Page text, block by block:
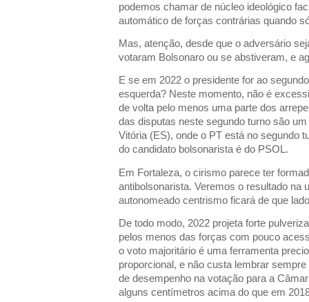
podemos chamar de núcleo ideológico
automático de forças contrárias quando
Mas, atenção, desde que o adversário
votaram Bolsonaro ou se abstiveram, e
E se em 2022 o presidente for ao
esquerda? Neste momento, não é
de volta pelo menos uma parte dos
das disputas neste segundo turno são
Vitória (ES), onde o PT está no segundo
do candidato bolsonarista é do PSOL.
Em Fortaleza, o cirismo parece ter
antibolsonarista. Veremos o resultado na
autonomeado centrismo ficará de que
De todo modo, 2022 projeta forte
pelos menos das forças com pouco
o voto majoritário é uma ferramenta
proporcional, e não custa lembrar
de desempenho na votação para a
alguns centímetros acima do que em